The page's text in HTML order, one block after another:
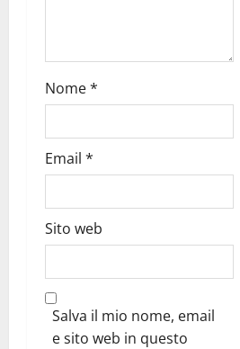
Nome*
Email *
Sito web
Salva il mio nome, email
e sito web in questo